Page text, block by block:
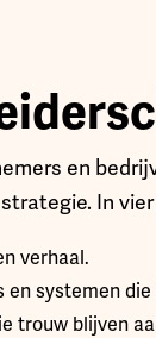
en
In
verhaal.
systemen
trouw blijven